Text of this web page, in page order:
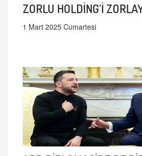
ZORLU HOLDİNG'İ
1 Mart 2025 Cumartesi